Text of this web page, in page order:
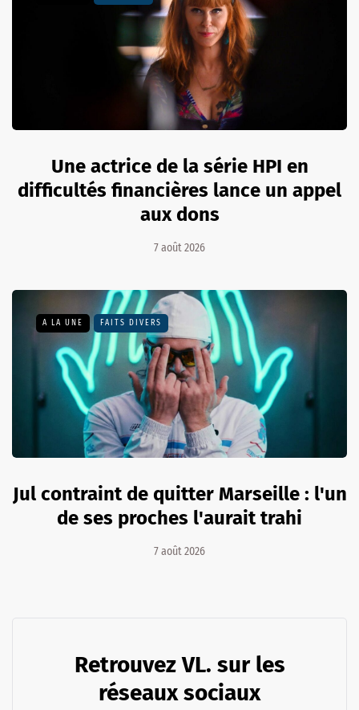
Une actrice de la série HPI en
difficultés financières lance un appel
aux dons
7 août 2026
A LA UNE FAITS DIVERS
Jul contraint de quitter Marseille : l'un
de ses proches l'aurait trahi
7 août 2026
Retrouvez VL. sur les
réseaux sociaux